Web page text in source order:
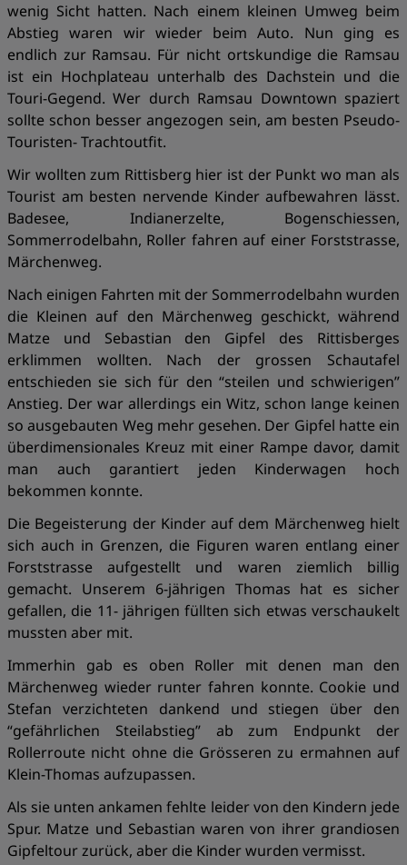
wenig Sicht hatten. Nach einem kleinen Umweg beim
Abstieg waren wir wieder beim Auto. Nun ging es
endlich zur Ramsau. Für nicht ortskundige die Ramsau
ist ein Hochplateau unterhalb des Dachstein und die
Touri-Gegend. Wer durch Ramsau Downtown spaziert
sollte schon besser angezogen sein, am besten Pseudo-
Touristen- Trachtoutfit.
Wir wollten zum Rittisberg hier ist der Punkt wo man als
Tourist am besten nervende Kinder aufbewahren lässt.
Badesee, Indianerzelte, Bogenschiessen,
Sommerrodelbahn, Roller fahren auf einer Forststrasse,
Märchenweg.
Nach einigen Fahrten mit der Sommerrodelbahn wurden
die Kleinen auf den Märchenweg geschickt, während
Matze und Sebastian den Gipfel des Rittisberges
erklimmen wollten. Nach der grossen Schautafel
entschieden sie sich für den “steilen und schwierigen”
Anstieg. Der war allerdings ein Witz, schon lange keinen
so ausgebauten Weg mehr gesehen. Der Gipfel hatte ein
überdimensionales Kreuz mit einer Rampe davor, damit
man auch garantiert jeden Kinderwagen hoch
bekommen konnte.
Die Begeisterung der Kinder auf dem Märchenweg hielt
sich auch in Grenzen, die Figuren waren entlang einer
Forststrasse aufgestellt und waren ziemlich billig
gemacht. Unserem 6-jährigen Thomas hat es sicher
gefallen, die 11- jährigen füllten sich etwas verschaukelt
mussten aber mit.
Immerhin gab es oben Roller mit denen man den
Märchenweg wieder runter fahren konnte. Cookie und
Stefan verzichteten dankend und stiegen über den
“gefährlichen Steilabstieg” ab zum Endpunkt der
Rollerroute nicht ohne die Grösseren zu ermahnen auf
Klein-Thomas aufzupassen.
Als sie unten ankamen fehlte leider von den Kindern jede
Spur. Matze und Sebastian waren von ihrer grandiosen
Gipfeltour zurück, aber die Kinder wurden vermisst.